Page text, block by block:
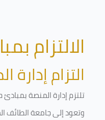
الالتزام
التزام
تلتزم إدارة المنصة
وتعود إلى جامعة الطائف